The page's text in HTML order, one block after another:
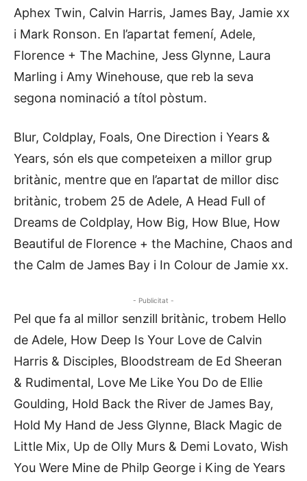
Aphex Twin, Calvin Harris, James Bay, Jamie xx
i Mark Ronson. En l’apartat femení, Adele,
Florence + The Machine, Jess Glynne, Laura
Marling i Amy Winehouse, que reb la seva
segona nominació a títol pòstum.
Blur, Coldplay, Foals, One Direction i Years &
Years, són els que competeixen a millor grup
britànic, mentre que en l’apartat de millor disc
britànic, trobem 25 de Adele, A Head Full of
Dreams de Coldplay, How Big, How Blue, How
Beautiful de Florence + the Machine, Chaos and
the Calm de James Bay i In Colour de Jamie xx.
- Publicitat -
Pel que fa al millor senzill britànic, trobem Hello
de Adele, How Deep Is Your Love de Calvin
Harris & Disciples, Bloodstream de Ed Sheeran
& Rudimental, Love Me Like You Do de Ellie
Goulding, Hold Back the River de James Bay,
Hold My Hand de Jess Glynne, Black Magic de
Little Mix, Up de Olly Murs & Demi Lovato, Wish
You Were Mine de Philp George i King de Years